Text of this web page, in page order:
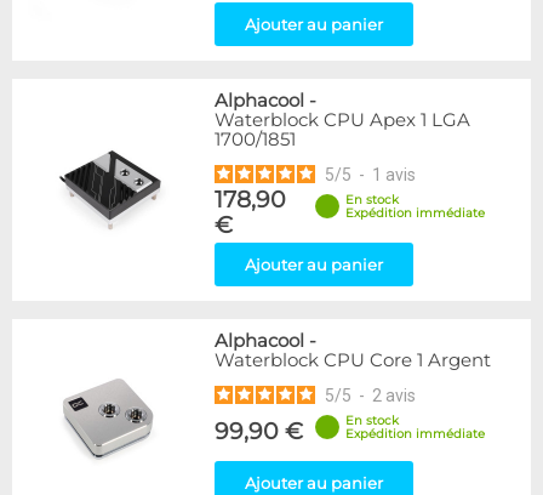
Ajouter au panier
Alphacool -
Waterblock CPU Apex 1 LGA
1700/1851
5/5 - 1 avis
178,90
€
En stock
Expédition immédiate
Ajouter au panier
Alphacool -
Waterblock CPU Core 1 Argent
5/5 - 2 avis
99,90 €
En stock
Expédition immédiate
Ajouter au panier